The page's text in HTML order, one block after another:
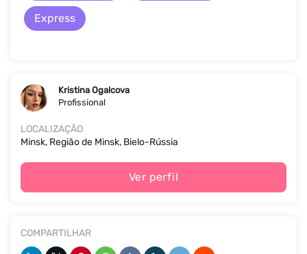
Express
Kristina Ogalcova
Profissional
LOCALIZAÇÃO
Minsk, Região de Minsk, Bielo-Rússia
Ver perfil
COMPARTILHAR